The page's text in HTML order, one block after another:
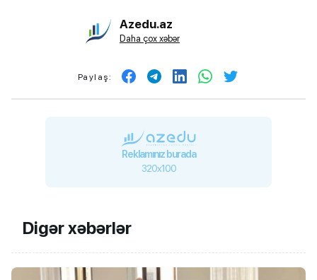
Azedu.az
Daha çox xəbər
Paylaş:
Reklamınız burada
320x100
Digər xəbərlər